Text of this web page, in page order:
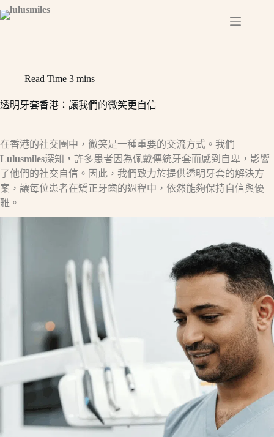
Skip
to
Read Time 3 mins
透明牙套香港：讓我們的微笑更自信
在香港的社交圈中，微笑是一種重要的交流方式。我們
Lulusmiles深知，許多患者因為佩戴傳統牙套而感到自卑，影響
了他們的社交自信。因此，我們致力於提供透明牙套的解決方
案，讓每位患者在矯正牙齒的過程中，依然能夠保持自信與優
雅。